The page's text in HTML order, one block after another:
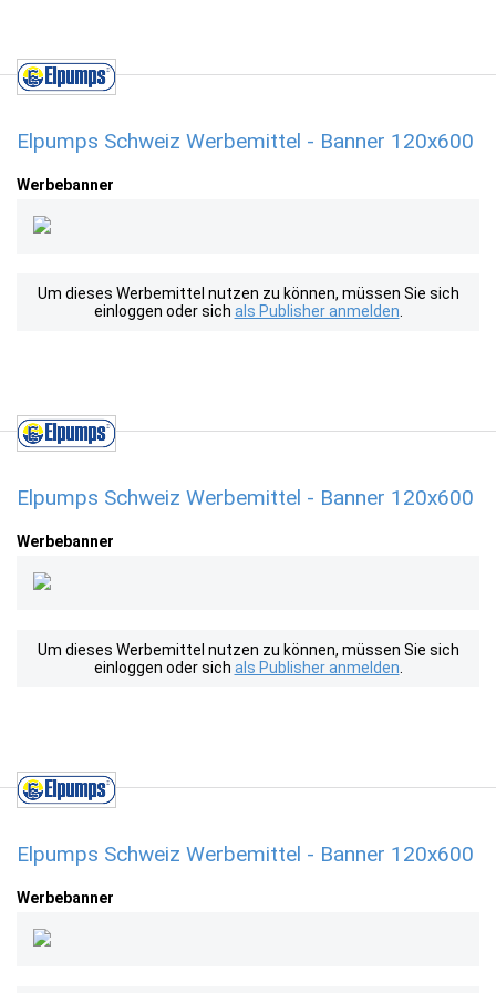
Elpumps Schweiz Werbemittel - Banner 120x600
Werbebanner
Um dieses Werbemittel nutzen zu können, müssen Sie sich
einloggen oder sich als Publisher anmelden
Elpumps Schweiz Werbemittel - Banner 120x600
Werbebanner
Um dieses Werbemittel nutzen zu können, müssen Sie sich
einloggen oder sich als Publisher anmelden
Elpumps Schweiz Werbemittel - Banner 120x600
Werbebanner